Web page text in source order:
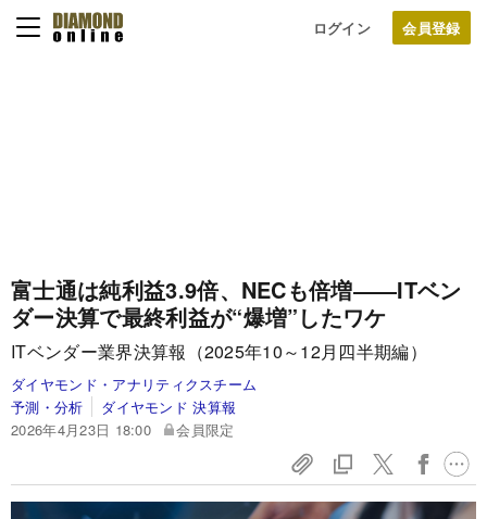
ログイン
富士通は純利益3.9倍、NECも倍増――ITベン
ダー決算で最終利益が“爆増”したワケ
ITベンダー業界決算報（2025年10～12月四半期編）
ダイヤモンド・アナリティクスチーム
予測・分析
ダイヤモンド 決算報
2026年4月23日 18:00
会員限定